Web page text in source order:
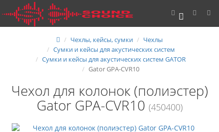
0
Чехлы, кейсы, сумки
Чехлы
Сумки и кейсы для акустических систем
Сумки и кейсы для акустических систем GATOR
Gator GPA-CVR10
Чехол для колонок (полиэстер)
Gator GPA-CVR10 (450400)